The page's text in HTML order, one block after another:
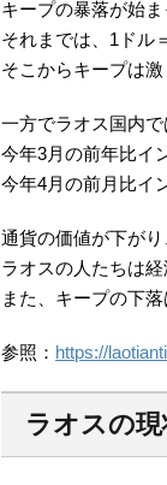
キープの暴落が始ま
それまでは、1ドル
そこからキープは
一方でラオス国内で
今年3月の前年比イ
今年4月の前月比イ
通貨の価値が下がり
ラオスの人たちは
また、キープの下
参照： https://
ラオスの